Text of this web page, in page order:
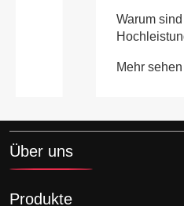
Warum sind
Mehr sehen >>
Über uns
Produkte